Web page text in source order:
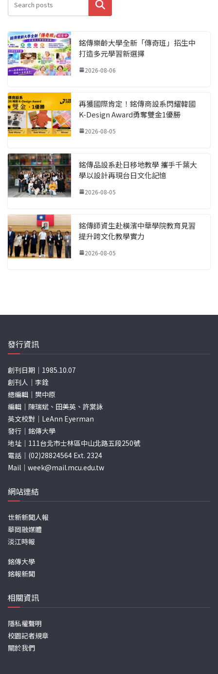
搜尋
銘傳樂齡大學全新「傳奇班」招生中
打造多元學習新選擇
2026-08-06
再獲國際肯定！銘傳商設系閃耀韓國
K-Design Award勇奪雙金1優勝
2026-08-05
銘傳品設系赴日移地教學 攜手千葉大
學以設計再現台日文化記憶
2026-08-05
銘傳師資生赴橫濱中華學院教育見習
提升跨文化教學實力
2026-08-05
發行資訊
創刊日期｜1985.10.07
創刊人｜李銓
總編輯｜樊中原
編輯｜陳瑞斌、田美英、許棠詠
英文校對｜LeAnn Eyerman
發行｜銘傳大學
地址｜111台北市士林區中山北路五段250號
電話｜(02)28824564 Ext. 2324
Mail｜ week@mail.mcu.edu.tw
網站連結
世新新聞人報
華岡融媒體
淡江時報
銘傳大學
銘報新聞
相關資訊
隱私權聲明
校園記者規章
關於我們